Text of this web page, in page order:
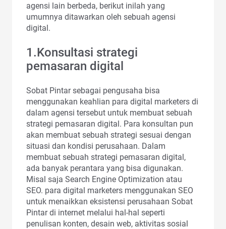
agensi lain berbeda, berikut inilah yang
umumnya ditawarkan oleh sebuah agensi
digital.
1.Konsultasi strategi
pemasaran digital
Sobat Pintar sebagai pengusaha bisa
menggunakan keahlian para digital marketers di
dalam agensi tersebut untuk membuat sebuah
strategi pemasaran digital. Para konsultan pun
akan membuat sebuah strategi sesuai dengan
situasi dan kondisi perusahaan. Dalam
membuat sebuah strategi pemasaran digital,
ada banyak perantara yang bisa digunakan.
Misal saja Search Engine Optimization atau
SEO. para digital marketers menggunakan SEO
untuk menaikkan eksistensi perusahaan Sobat
Pintar di internet melalui hal-hal seperti
penulisan konten, desain web, aktivitas sosial